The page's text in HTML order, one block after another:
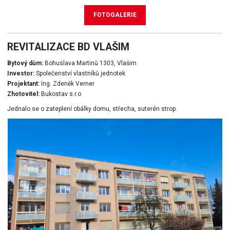
FOTOGALERIE
REVITALIZACE BD VLAŠIM
Bytový dům:Bohuslava Martinů 1303, Vlašim
Investor:Společenství vlastníků jednotek
Projektant:Ing. Zdeněk Verner
Zhotovitel:Bukostav s.r.o
Jednalo se o zateplení obálky domu, střecha, suterén strop.